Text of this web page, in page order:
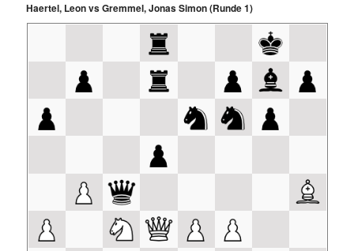
Haertel, Leon vs Gremmel, Jonas Simon (Runde 1)